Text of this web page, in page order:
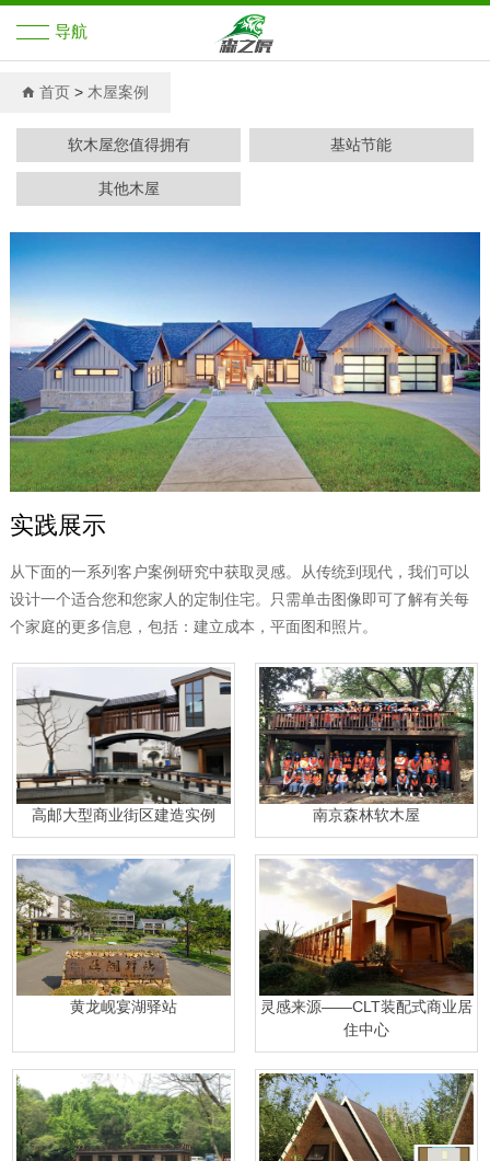
导航
首页 > 木屋案例
软木屋您值得拥有 基站节能
其他木屋
实践展示
从下面的一系列客户案例研究中获取灵感。从传统到现代，我们可以
设计一个适合您和您家人的定制住宅。只需单击图像即可了解有关每
个家庭的更多信息，包括：建立成本，平面图和照片。
高邮大型商业街区建造实例 南京森林软木屋
黄龙岘宴湖驿站
灵感来源——CLT装配式商业居
住中心
首页
展示之家
木屋解决方案
新闻中心
关于森之虎
木屋知识培训
木屋资料
联系我们